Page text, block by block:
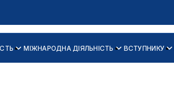
МІЖНАРОДНА ДІЯЛЬНІСТЬ
кафедри психології
ВСТУПНИКУ